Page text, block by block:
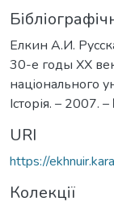
Елкин А.И.
30-е годы ХХ
нацiонального
Історія. –
URI
https://
Колекції